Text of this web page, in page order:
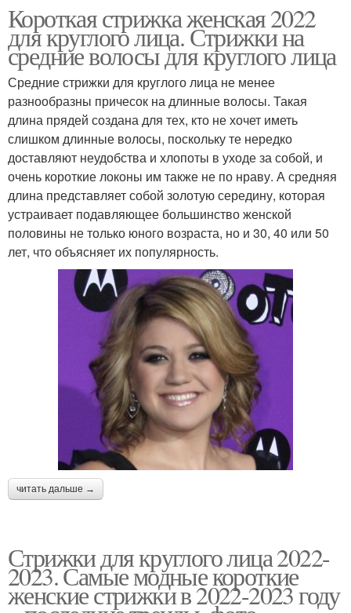
Короткая стрижка женская 2022
для круглого лица. Стрижки на
средние волосы для круглого лица
Средние стрижки для круглого лица не менее
разнообразны причесок на длинные волосы. Такая
длина прядей создана для тех, кто не хочет иметь
слишком длинные волосы, поскольку те нередко
доставляют неудобства и хлопоты в уходе за собой, и
очень короткие локоны им также не по нраву. А средняя
длина представляет собой золотую середину, которая
устраивает подавляющее большинство женской
половины не только юного возраста, но и 30, 40 или 50
лет, что объясняет их популярность.
читать дальше →
Стрижки для круглого лица 2022-
2023. Самые модные короткие
женские стрижки в 2022-2023 году